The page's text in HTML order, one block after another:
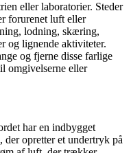
eller laboratorier. Steder
forurenet luft eller
lodning, skæring,
og lignende aktiviteter.
og fjerne disse farlige
omgivelserne eller
har en indbygget
der opretter et undertryk på